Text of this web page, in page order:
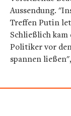
Aussendung.
Treffen Putin
Schließlich kam
Politiker vor
spannen